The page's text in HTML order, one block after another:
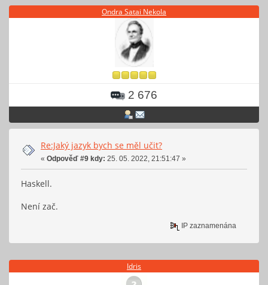
Ondra Satai Nekola
2 676
Re:Jaký jazyk bych se měl učit?
« Odpověď #9 kdy: 25. 05. 2022, 21:51:47 »
Haskell.
Není zač.
IP zaznamenána
Idris